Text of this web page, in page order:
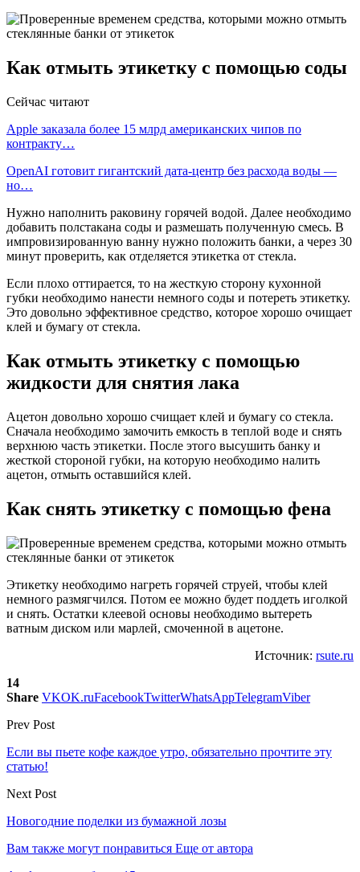
Как отмыть этикетку с помощью соды
Сейчас читают
Apple заказала более 15 млрд американских чипов по
контракту…
OpenAI готовит гигантский дата-центр без расхода воды —
но…
Нужно наполнить раковину горячей водой. Далее необходимо
добавить полстакана соды и размешать полученную смесь. В
импровизированную ванну нужно положить банки, а через 30
минут проверить, как отделяется этикетка от стекла.
Если плохо оттирается, то на жесткую сторону кухонной
губки необходимо нанести немного соды и потереть этикетку.
Это довольно эффективное средство, которое хорошо очищает
клей и бумагу от стекла.
Как отмыть этикетку с помощью
жидкости для снятия лака
Ацетон довольно хорошо счищает клей и бумагу со стекла.
Сначала необходимо замочить емкость в теплой воде и снять
верхнюю часть этикетки. После этого высушить банку и
жесткой стороной губки, на которую необходимо налить
ацетон, отмыть оставшийся клей.
Как снять этикетку с помощью фена
Этикетку необходимо нагреть горячей струей, чтобы клей
немного размягчился. Потом ее можно будет поддеть иголкой
и снять. Остатки клеевой основы необходимо вытереть
ватным диском или марлей, смоченной в ацетоне.
Источник: rsute.ru
14
Share VKOK.ruFacebookTwitterWhatsAppTelegramViber
Prev Post
Если вы пьете кофе каждое утро, обязательно прочтите эту
статью!
Next Post
Новогодние поделки из бумажной лозы
Вам также могут понравиться Еще от автора